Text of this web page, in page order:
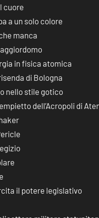
cuore
a un solo colore
manca
in fisica atomica
di Bologna
nello stile gotico
dell’Acropoli di
il potere legislativo